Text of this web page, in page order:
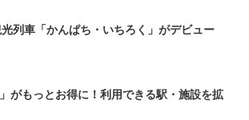
列車「かんぱち・いちろく」がデビュー
がもっとお得に！利用できる駅・施設を拡